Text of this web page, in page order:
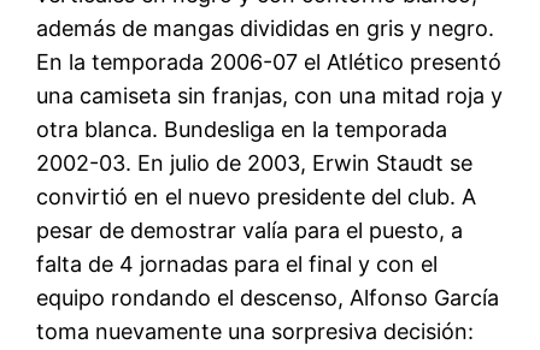
además de mangas divididas en gris y negro.
En la temporada 2006-07 el Atlético presentó
una camiseta sin franjas, con una mitad roja y
otra blanca. Bundesliga en la temporada
2002-03. En julio de 2003, Erwin Staudt se
convirtió en el nuevo presidente del club. A
pesar de demostrar valía para el puesto, a
falta de 4 jornadas para el final y con el
equipo rondando el descenso, Alfonso García
toma nuevamente una sorpresiva decisión: